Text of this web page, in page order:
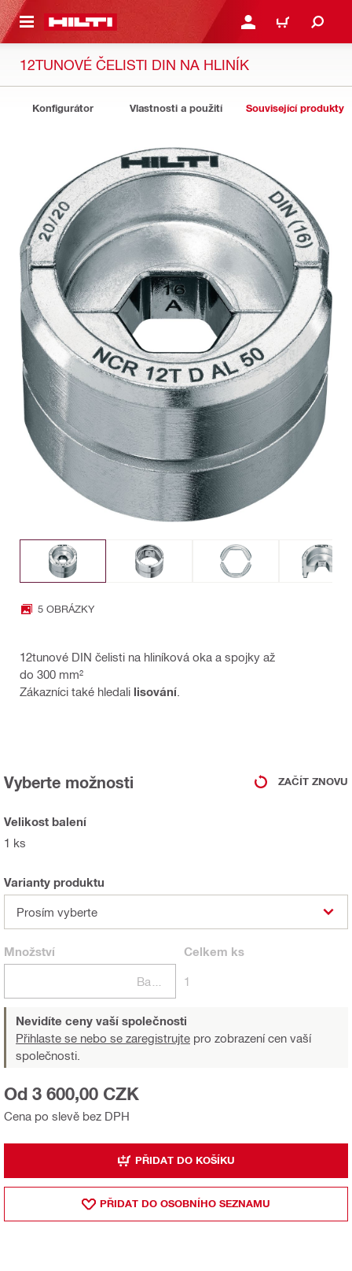
HLAVNÍ OBSAH PŘIHLÁSIT NEBO
KOŠÍK
12TUNOVÉ ČELISTI DIN NA HLINÍK
Konfigurátor Vlastnosti a použití Související produkty
5 OBRÁZKY
12tunové DIN čelisti na hliníková oka a spojky až
do 300 mm²
Zákazníci také hledali lisování
Vyberte možnosti ZAČÍT ZNOVU
Velikost balení
1 ks
Varianty produktu
Prosím vyberte
Množství Celkem ks
1
Nevidíte ceny vaší společnosti
Přihlaste se nebo se zaregistrujte pro zobrazení cen vaší
společnosti.
Cena po slevě bez DPH
Od 3 600,00 CZK
PŘIDAT DO KOŠÍKU
PŘIDAT DO OSOBNÍHO SEZNAMU